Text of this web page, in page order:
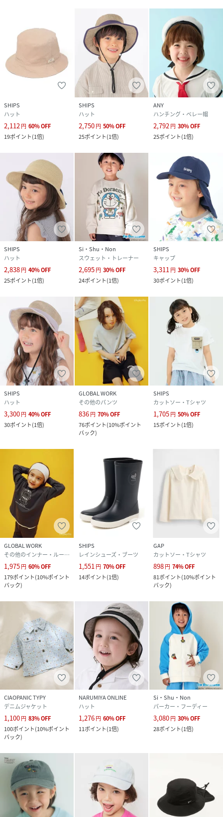
SHIPS
ハット
2,112 円 60%OFF
19ポイント(1倍)
SHIPS
ハット
2,750円 50%OFF
25ポイント(1倍)
ANY
ハンチング・ベレー帽
2,792 円 30%OFF
25ポイント(1倍)
SHIPS
ハット
2,838円 40%OFF
25ポイント(1倍)
Si・Shu・Non
スウェット・トレーナー
2,695円 30%OFF
24ポイント(1倍)
SHIPS
キャップ
3,311円 30%OFF
30ポイント(1倍)
SHIPS
ハット
3,300円 40%OFF
30ポイント(1倍)
GLOBAL WORK
その他のパンツ
836円 70%OFF
76ポイント(10%ポイント
バック)
SHIPS
カットソー・Tシャツ
1,705円 50%OFF
15ポイント(1倍)
GLOBAL WORK
その他のインナー・ルームウェア
1,975円 60%OFF
179ポイント(10%ポイント
バック)
SHIPS
レインシューズ・ブーツ
1,551 円 70%OFF
14ポイント(1倍)
GAP
カットソー・Tシャツ
898円 74%OFF
81ポイント(10%ポイント
バック)
CIAOPANIC TYPY
デニムジャケット
1,100円 83%OFF
100ポイント(10%ポイント
バック)
NARUMIYA ONLINE
ハット
1,276円 60%OFF
11ポイント(1倍)
Si・Shu・Non
パーカー・フーディー
3,080円 30%OFF
28ポイント(1倍)